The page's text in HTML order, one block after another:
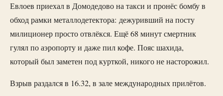
Евлоев приехал в Домодедово на такси и пронёс бомбу в
обход рамки металлодетектора: дежуривший на посту
милиционер просто отвлёкся. Ещё 68 минут смертник
гулял по аэропорту и даже пил кофе. Пояс шахида,
который был заметен под курткой, никого не насторожил.
Взрыв раздался в 16.32, в зале международных прилётов.